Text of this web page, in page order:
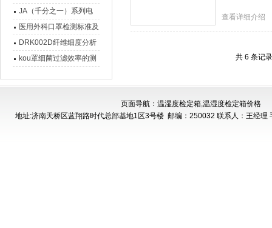
器 新品介绍
JA（千分之一）系列电
子天平特点及参数介绍
医用外科口罩检测标准及
主要检测项目
DRK002D纤维细度分析
仪
kou罩细菌过滤效率的测
查看详细介绍
共 6 条记
页面导航：温湿度检定箱,温湿度检定箱价格
地址:济南天桥区蓝翔路时代总部基地1区3号楼 邮编：250032 联系人：王经